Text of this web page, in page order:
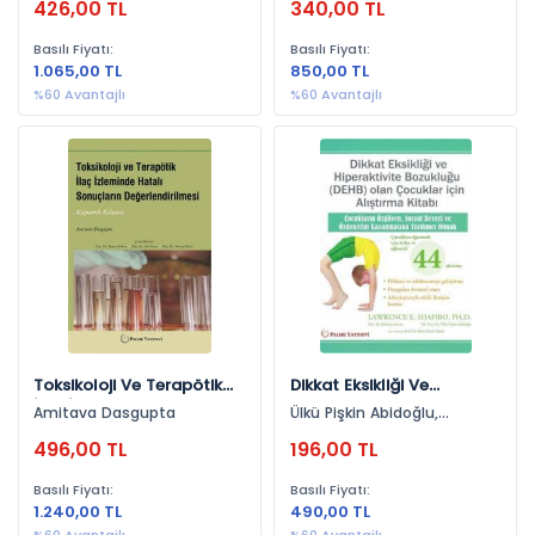
Genel Hukuk (80)
Bilişim Hukuku (77)
Tıp Hukuku (76)
Uluslararası İlişkiler (71)
Finans, Yatırım (68)
Anayasa Hukuku (65)
İstatistik (64)
Biyoloji (63)
Kişisel Gelişim (62)
Din (62)
Aile Hukuku (61)
Sağlık (61)
Tıp (59)
Eğitim Yönetimi (59)
Yıllara Göre
2021 (1.810)
2025 (1.660)
2024 (1.537)
2023 (1.467)
2022 (1.458)
2020 (1.342)
2018 (638)
2026 (454)
426,00 TL
Basılı Fiyatı:
1.065,00 TL
%60 Avantajlı
340,00 TL
Basılı Fiyatı:
850,00 TL
%60 Avantajlı
Toksikoloji Ve Terapötik
İlaç İzleminde Hatalı
Değerlendirilmesi
Amitava Dasgupta
496,00 TL
Basılı Fiyatı:
1.240,00 TL
Dikkat Eksikliği Ve
Hiperaktivite Bozukluğu
(Dehb) Olan Çocuklar İçin
Alıştırma Kitabı
Ülkü Pişkin Abidoğlu,
196,00 TL
Basılı Fiyatı:
490,00 TL